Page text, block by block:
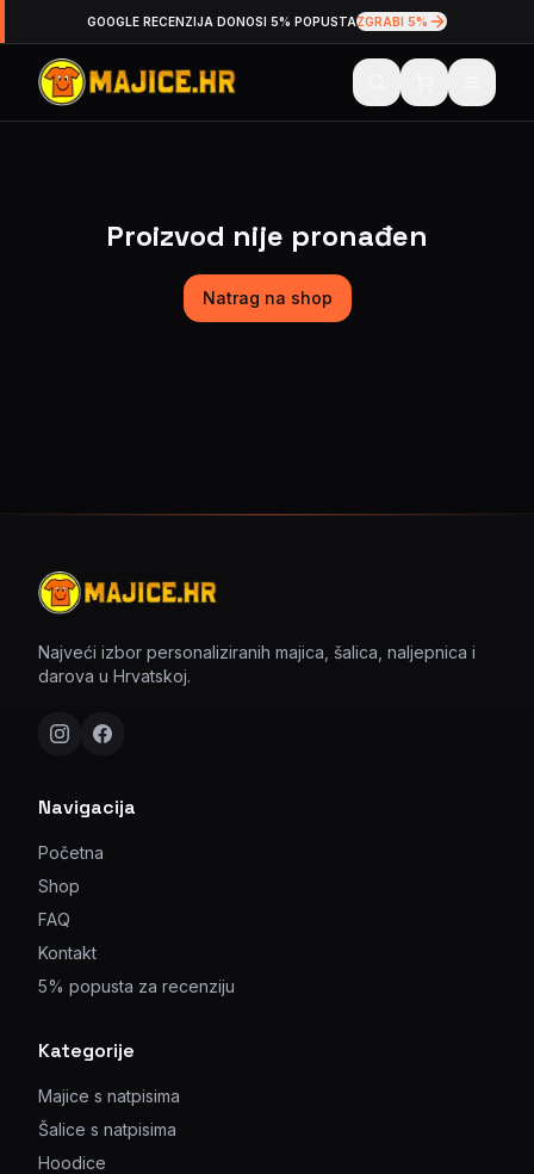
GOOGLE RECENZIJA DONOSI 5% POPUSTAZGRABI 5%
Proizvod nije pronađen
Natrag na shop
Najveći izbor personaliziranih majica, šalica, naljepnica i
darova u Hrvatskoj.
Navigacija
Početna
Shop
FAQ
Kontakt
5% popusta za recenziju
Kategorije
Majice s natpisima
Šalice s natpisima
Hoodice